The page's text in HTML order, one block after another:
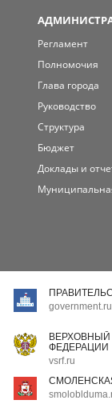
Регламент
Полномочия
Глава города
Руководство
Структура
Бюджет
Доклады и
government.ru
ФЕДЕРАЦИИ
vsrf.ru